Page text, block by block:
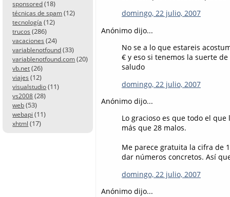
sponsored (18)
técnicas de spam (12)
tecnología (12)
trucos (286)
vacaciones (24)
variablenotfound (33)
variablenotfound.com (20)
vb.net (26)
viajes (12)
visualstudio (11)
vs2008 (28)
web (53)
webapi (11)
xhtml (17)
domingo, 22 julio, 2007
Anónimo dijo...
No se a lo que estareis
€ y eso si tenemos la suerte
saludo
domingo, 22 julio, 2007
Anónimo dijo...
Lo gracioso es que todo el
más que 28 malos.
Me parece gratuita la cifra de
dar números concretos. Así
domingo, 22 julio, 2007
Anónimo dijo...